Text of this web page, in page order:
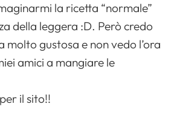
la ricetta “normale”
della leggera :D. Però credo
molto gustosa e non vedo l’ora
amici a mangiare le
il sito!!